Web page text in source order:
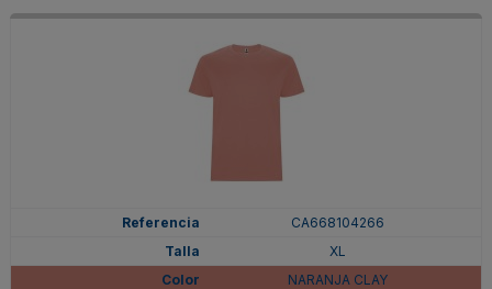
CA668104266
XL
NARANJA CLAY